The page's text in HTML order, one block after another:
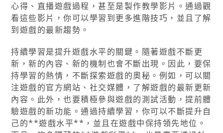
心得、直播遊戲過程，甚至是製作教學影片。通過觀
看這些影片，你可以學習到更多進階技巧，並且了解
到遊戲的最新趨勢。
持續學習是提升遊戲水平的關鍵。隨著遊戲不斷更
新，新的內容、新的機制也會不斷出現。因此，要保
持學習的熱情，不斷探索遊戲的奧秘。例如，可以關
注遊戲的官方網站、社交媒體，了解遊戲的最新更新
內容。此外，也要積極參與遊戲的測試活動，提前體
驗遊戲的新功能。通過持續學習，你可以不斷提升自
己的**遊戲水平**，並且在遊戲中保持領先地位。